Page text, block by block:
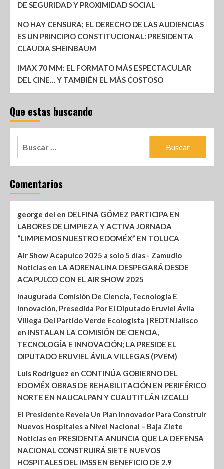
DE SEGURIDAD Y PROXIMIDAD SOCIAL
NO HAY CENSURA; EL DERECHO DE LAS AUDIENCIAS
ES UN PRINCIPIO CONSTITUCIONAL: PRESIDENTA
CLAUDIA SHEINBAUM
IMAX 70 MM: EL FORMATO MÁS ESPECTACULAR
DEL CINE… Y TAMBIÉN EL MÁS COSTOSO
Que estas buscando
Comentarios
george del en DELFINA GÓMEZ PARTICIPA EN
LABORES DE LIMPIEZA Y ACTIVA JORNADA
“LIMPIEMOS NUESTRO EDOMÉX” EN TOLUCA
Air Show Acapulco 2025 a solo 5 días - Zamudio
Noticias en LA ADRENALINA DESPEGARÁ DESDE
ACAPULCO CON EL AIR SHOW 2025
Inaugurada Comisión De Ciencia, Tecnología E
Innovación, Presedida Por El Diputado Eruviel Ávila
Villega Del Partido Verde Ecologista | REDTNJalisco
en INSTALAN LA COMISIÓN DE CIENCIA,
TECNOLOGÍA E INNOVACIÓN; LA PRESIDE EL
DIPUTADO ERUVIEL ÁVILA VILLEGAS (PVEM)
Luis Rodríguez en CONTINÚA GOBIERNO DEL
EDOMÉX OBRAS DE REHABILITACIÓN EN PERIFÉRICO
NORTE EN NAUCALPAN Y CUAUTITLÁN IZCALLI
El Presidente Revela Un Plan Innovador Para Construir
Nuevos Hospitales a Nivel Nacional – Baja Ziete
Noticias en PRESIDENTA ANUNCIA QUE LA DEFENSA
NACIONAL CONSTRUIRÁ SIETE NUEVOS
HOSPITALES DEL IMSS EN BENEFICIO DE 2.9